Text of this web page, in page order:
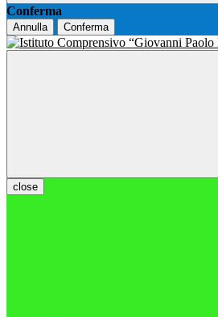
Conferma
Annulla Conferma
close